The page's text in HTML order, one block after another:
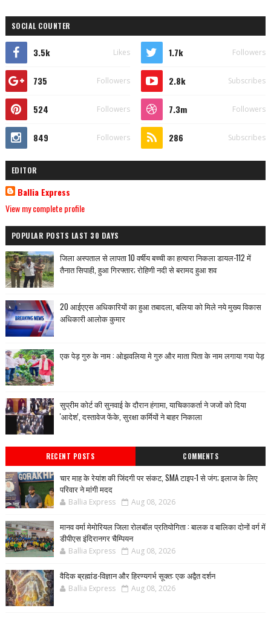
SOCIAL COUNTER
3.5k Likes 1.7k Followers
735 Followers 2.8k Subscribes
524 Followers 7.3m Followers
849 Followers 286 Subscribes
EDITOR
Ballia Express
View my complete profile
POPULAR POSTS LAST 30 DAYS
जिला अस्पताल से लापता 10 वर्षीय बच्ची का हत्यारा निकला डायल-112 में
तैनात सिपाही, हुआ गिरफ्तार; रोहिणी नदी से बरामद हुआ शव
20 आईएएस अधिकारियों का हुआ तबादला, बलिया को मिले नये मुख्य विकास
अधिकारी आलोक कुमार
एक पेड़ गुरु के नाम : ओझवलिया मे गुरु और माता पिता के नाम लगाया गया पेड़
सुप्रीम कोर्ट की सुनवाई के दौरान हंगामा, याचिकाकर्ता ने जजों को दिया
'आदेश', दस्तावेज फेंके, सुरक्षा कर्मियों ने बाहर निकाला
RECENT POSTS COMMENTS
चार माह के रेयांश की जिंदगी पर संकट, SMA टाइप-1 से जंग; इलाज के लिए
परिवार ने मांगी मदद
Ballia Express Aug 08, 2026
मानव वर्मा मेमोरियल जिला रोलबॉल प्रतियोगिता : बालक व बालिका दोनों वर्ग में
डीपीएस इंदिरानगर चैम्पियन
Ballia Express Aug 08, 2026
वैदिक ब्रह्मांड-विज्ञान और हिरण्यगर्भ सूक्त: एक अद्वैत दर्शन
Ballia Express Aug 08, 2026